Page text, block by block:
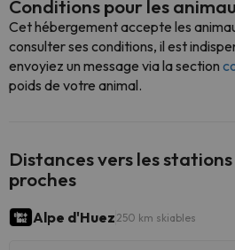
Conditions pour les
Cet hébergement accepte les
consulter ses conditions, il est
envoyiez un message via la section
poids de votre animal.
Distances vers les stations
proches
Alpe d'Huez 250 km skiables